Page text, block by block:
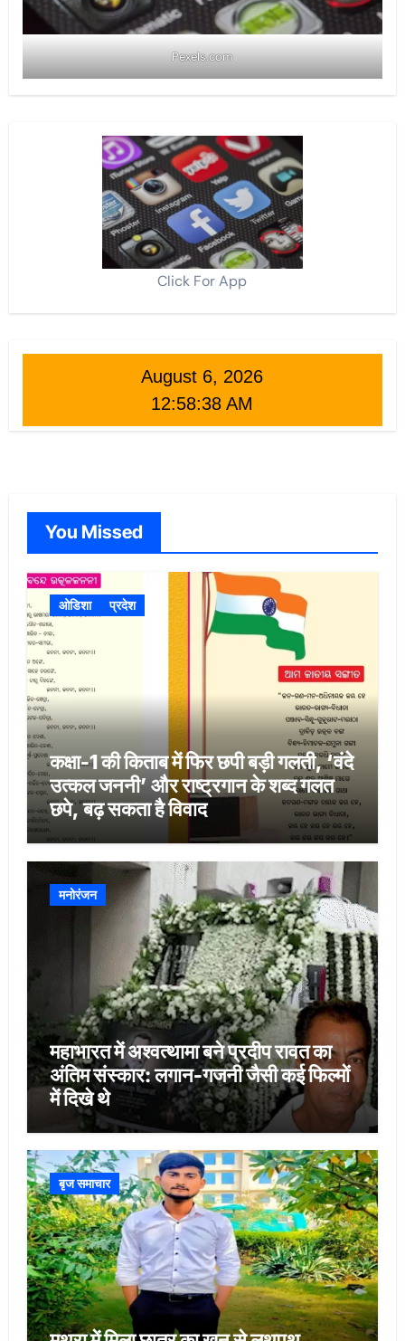
Pexels.com
Click For App
August 6, 2026
12:58:39 AM
You Missed
ओडिशा प्रदेश
कक्षा-1 की किताब में फिर छपी बड़ी गलती, ‘वंदे
उत्कल जननी’ और राष्ट्रगान के शब्द गलत
छपे, बढ़ सकता है विवाद
मनोरंजन
महाभारत में अश्वत्थामा बने प्रदीप रावत का
अंतिम संस्कार: लगान-गजनी जैसी कई फिल्मों
में दिखे थे
बृज समाचार